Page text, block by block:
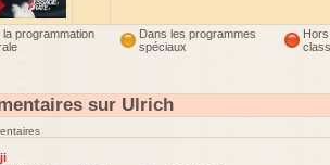
la programmation
Dans les programmes
spéciaux
Hors
sur Ulrich